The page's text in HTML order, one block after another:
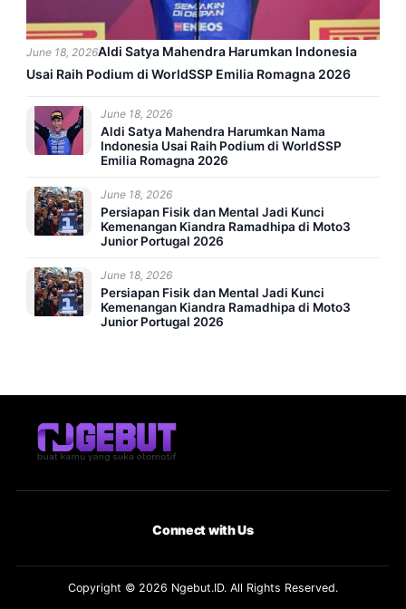
June 18, 2026Aldi Satya Mahendra Harumkan Indonesia
Usai Raih Podium di WorldSSP Emilia Romagna 2026
June 18, 2026
Aldi Satya Mahendra Harumkan Nama
Indonesia Usai Raih Podium di WorldSSP
Emilia Romagna 2026
June 18, 2026
Persiapan Fisik dan Mental Jadi Kunci
Kemenangan Kiandra Ramadhipa di Moto3
Junior Portugal 2026
June 18, 2026
Persiapan Fisik dan Mental Jadi Kunci
Kemenangan Kiandra Ramadhipa di Moto3
Junior Portugal 2026
Connect with Us
Copyright © 2026 Ngebut.ID. All Rights Reserved.